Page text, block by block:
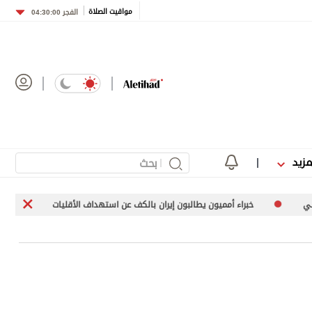
مواقيت الصلاة الفجر 04:30:00
يطالبون إيران بالكف عن استهداف الأقليات زايد.. صنع التاريخ ورسم